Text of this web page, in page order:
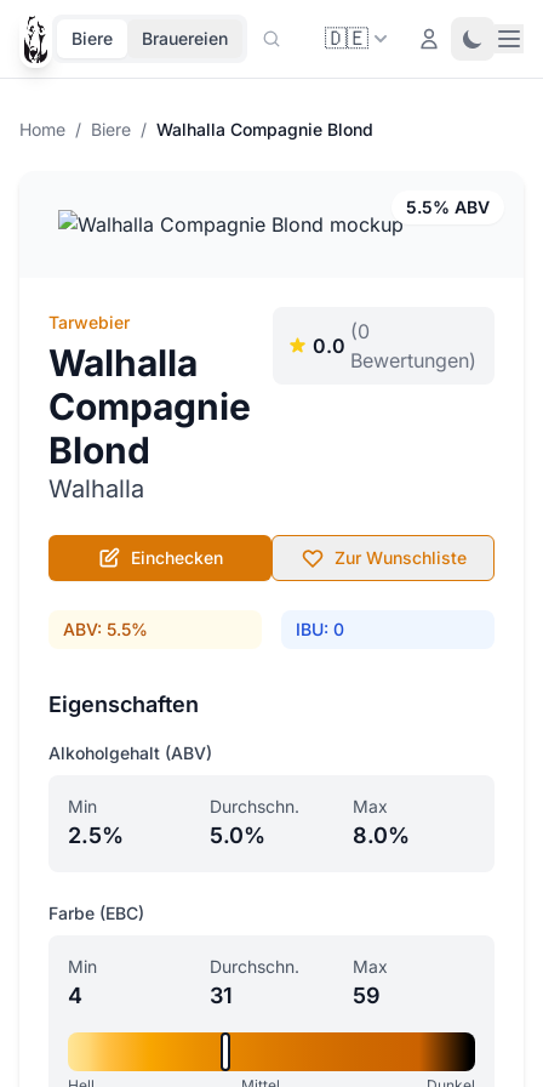
Biere Brauereien 🇩🇪 Login Toggle
Home / Biere / Walhalla Compagnie Blond
5.5% ABV
Tarwebier
Walhalla
Compagnie
Blond
Walhalla
0.0
(0
Bewertungen)
Einchecken Zur Wunschliste
ABV: 5.5% IBU: 0
Eigenschaften
Alkoholgehalt (ABV)
Min
2.5%
Durchschn.
5.0%
Max
8.0%
Farbe (EBC)
Min
4
Durchschn.
31
Max
59